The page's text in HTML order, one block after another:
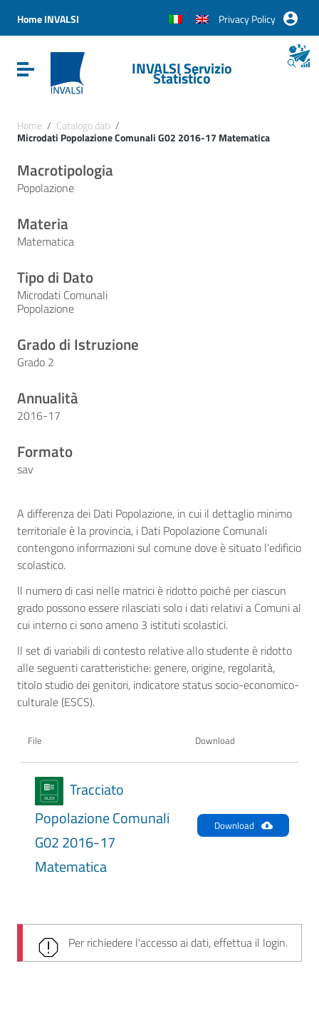
Vai al menu di navigazione
Vai al footer
Home INVALSI Privacy Policy
Attiva / disattiva la navigazioneINVALSI Servizio
Statistico
Home / Catalogo dati /
Microdati Popolazione Comunali G02 2016-17 Matematica
Macrotipologia
Popolazione
Materia
Matematica
Tipo di Dato
Microdati Comunali
Popolazione
Grado di Istruzione
Grado 2
Annualità
2016-17
Formato
sav
A differenza dei Dati Popolazione, in cui il dettaglio minimo
territoriale è la provincia, i Dati Popolazione Comunali
contengono informazioni sul comune dove è situato l’edificio
scolastico.
Il numero di casi nelle matrici è ridotto poiché per ciascun
grado possono essere rilasciati solo i dati relativi a Comuni al
cui interno ci sono ameno 3 istituti scolastici.
Il set di variabili di contesto relative allo studente è ridotto
alle seguenti caratteristiche: genere, origine, regolarità,
titolo studio dei genitori, indicatore status socio-economico-
culturale (ESCS).
File Download
Tracciato
Popolazione Comunali
G02 2016-17
Matematica
Download
Per richiedere l'accesso ai dati, effettua il login.